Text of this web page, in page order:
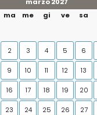
ma me gi ve sa
2 3 4 5 6
9 10 11 12 13
16 17 18 19 20
23 24 25 26 27